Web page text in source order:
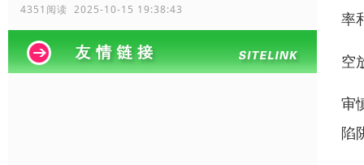
4351阅读 2025-10-15 19:38:43
率
空
审
陷